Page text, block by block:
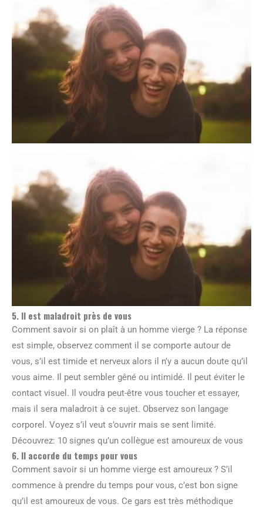
5. Il est maladroit près de vous
Comment savoir si on plaît à un homme vierge ? La réponse
est simple, observez comment il se comporte autour de
vous, s’il est timide et nerveux alors il n’y a aucun doute qu’il
vous aime. Il peut sembler gêné ou intimidé. Il peut éviter le
contact visuel. Il voudra peut-être vous toucher et essayer,
mais il sera maladroit à ce sujet. Observez son langage
corporel. Voyez s’il veut s’ouvrir mais se sent limité.
Découvrez: 10 signes qu’un collègue est amoureux de vous
6. Il accorde du temps pour vous
Comment savoir si un homme vierge est amoureux ? S’il
commence à prendre du temps pour vous, c’est bon signe
qu’il est amoureux de vous. Ce gars est très méthodique